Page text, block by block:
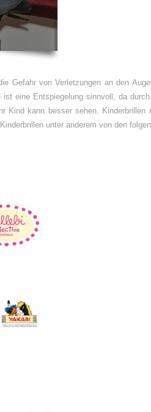
Gefahr von Verletzungen an den
eine Entspiegelung sinnvoll, da
Kind kann besser sehen. Kinderbrillen
unter anderem von den